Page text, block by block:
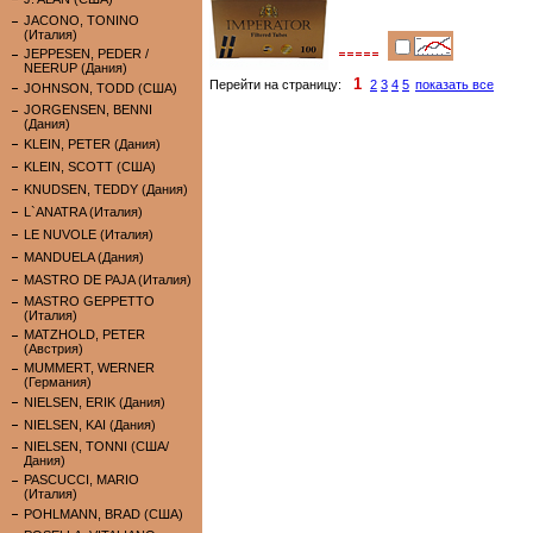
JACONO, TONINO
(Италия)
JEPPESEN, PEDER /
NEERUP (Дания)
JOHNSON, TODD (США)
JORGENSEN, BENNI
(Дания)
KLEIN, PETER (Дания)
KLEIN, SCOTT (США)
KNUDSEN, TEDDY (Дания)
L`ANATRA (Италия)
LE NUVOLE (Италия)
MANDUELA (Дания)
MASTRO DE PAJA (Италия)
MASTRO GEPPETTO
(Италия)
MATZHOLD, PETER
(Австрия)
MUMMERT, WERNER
(Германия)
NIELSEN, ERIK (Дания)
NIELSEN, KAI (Дания)
NIELSEN, TONNI (США/
Дания)
PASCUCCI, MARIO
(Италия)
POHLMANN, BRAD (США)
Перейти на страницу: 1 2 3 4 5 показать все